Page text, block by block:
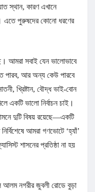
স্থান, কারণ এখানে
এতে পুরুষদের কোনো ধরণের
আমরা সবাই যেন ভালোভাবে
পারব, আর অন্য কেউ পারবে
খ্রিষ্টান, বৌদ্ধ ভাই-বোন
একটি ভালো নির্বাচন চাই।
দুটি বিষয় রয়েছে—একটি
আমরা গণভোটে ‘হ্যাঁ’
শাসনের প্রতিষ্ঠা না হয়
আলম নগরীর জুবলী রোডে বুড়া